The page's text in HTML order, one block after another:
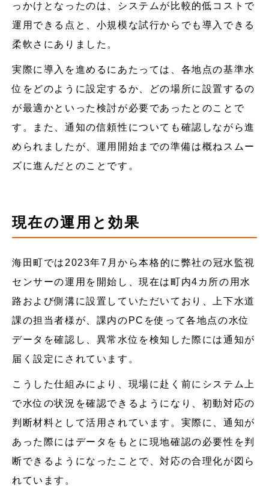
っかけとなったのは、システムが比較的低コストで
運用できる点と、小規模な試行からでも導入できる
柔軟さにありました。
実際に導入を進めるにあたっては、各地点の基準水
位をどのように設定するか、どの場所に設置するの
が最適かといった検討が必要であったとのことで
す。また、通知の信頼性についても確認しながら進
められましたが、運用開始までの準備は概ねスムー
ズに進んだとのことです。
現在の運用と効果
海田町では2023年7月から本格的に弊社の冠水監視
センサーの運用を開始し、現在は町内4カ所の用水
路および側溝に設置していただいており、上下水道
課の担当者様が、課内のPCを使って各地点の水位
データを確認し、異常水位を検知した際には通知が
届く設定にされています。
こうした仕組みにより、現場に赴く前にシステム上
で水位の状況を確認できるようになり、初動対応の
判断材料として活用されています。実際に、通知が
あった際にはデータをもとに現地確認の必要性を判
断できるようになったことで、対応の合理化が図ら
れています。